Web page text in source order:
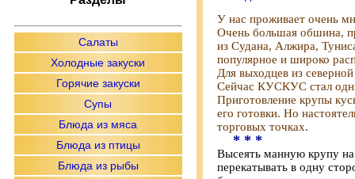
Салаты
Холодные закуски
Горячие закуски
Супы
Блюда из мяса
Блюда из птицы
Блюда из рыбы
У нас проживает очень
Очень большая обшина,
из Судана, Алжира,
популярное и широко
Для выходцев из
Сейчас КУСКУС стал
Приготовление крупы
его готовки. Но
торговых точках.
* * *
Высеять манную крупу
перекатывать в одну